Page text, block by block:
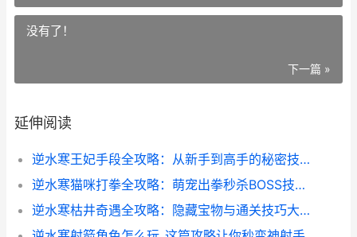
没有了！
下一篇 »
延伸阅读
逆水寒王妃手段全攻略：从新手到高手的秘密技巧
逆水寒猫咪打拳全攻略：萌宠出拳秒杀BOSS技巧大揭秘
逆水寒枯井奇遇全攻略：隐藏宝物与通关技巧大揭秘